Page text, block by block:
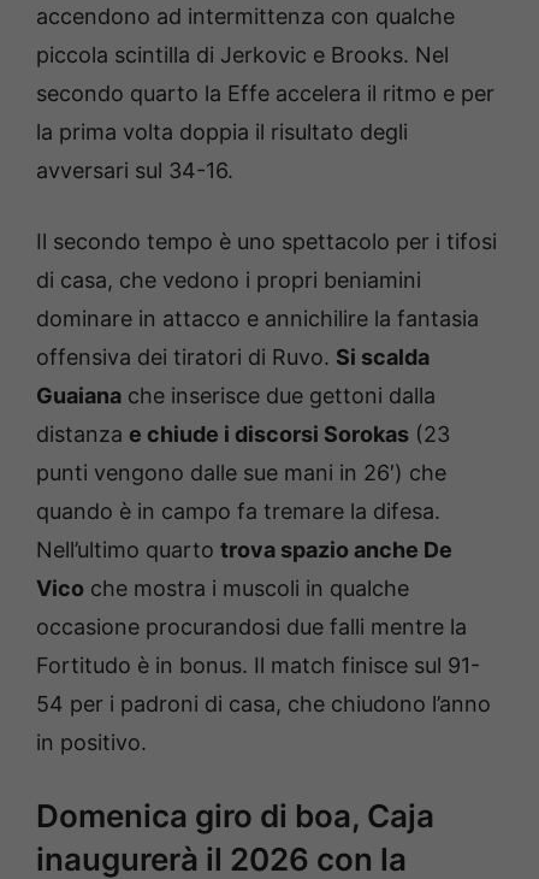
accendono ad intermittenza con qualche
piccola scintilla di Jerkovic e Brooks. Nel
secondo quarto la Effe accelera il ritmo e per
la prima volta doppia il risultato degli
avversari sul 34-16.
Il secondo tempo è uno spettacolo per i tifosi
di casa, che vedono i propri beniamini
dominare in attacco e annichilire la fantasia
offensiva dei tiratori di Ruvo. Si scalda
Guaiana che inserisce due gettoni dalla
distanza e chiude i discorsi Sorokas (23
punti vengono dalle sue mani in 26′) che
quando è in campo fa tremare la difesa.
Nell’ultimo quarto trova spazio anche De
Vico che mostra i muscoli in qualche
occasione procurandosi due falli mentre la
Fortitudo è in bonus. Il match finisce sul 91-
54 per i padroni di casa, che chiudono l’anno
in positivo.
Domenica giro di boa, Caja
inaugurerà il 2026 con la